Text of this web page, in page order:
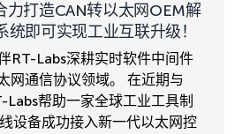
力打造CAN转以太网OEM解
即可实现工业互联升级！
RT-Labs深耕实时软件中间件
网通信协议领域。 在近期与
Labs帮助一家全球工业工具制
设备成功接入新一代以太网控